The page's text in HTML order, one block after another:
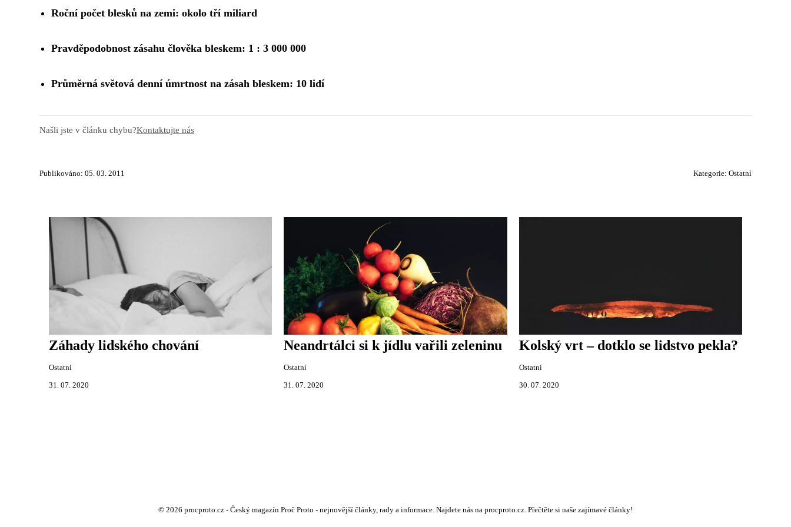
Roční počet blesků na zemi: okolo tří miliard
Pravděpodobnost zásahu člověka bleskem: 1 : 3 000 000
Průměrná světová denní úmrtnost na zásah bleskem: 10 lidí
Našli jste v článku chybu?Kontaktujte nás
Publikováno: 05. 03. 2011 Kategorie: Ostatní
Záhady lidského chování
Ostatní
31. 07. 2020
Neandrtálci si k jídlu vařili zeleninu
Ostatní
31. 07. 2020
Kolský vrt – dotklo se lidstvo pekla?
Ostatní
30. 07. 2020
© 2026 procproto.cz - Český magazín Proč Proto - nejnovější články, rady a informace. Najdete nás na procproto.cz. Přečtěte si naše zajímavé články!